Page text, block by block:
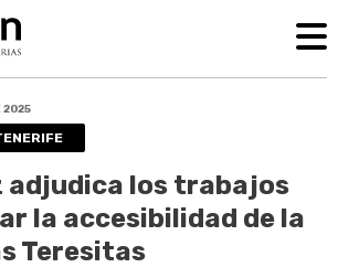
2025
adjudica los trabajos
la accesibilidad de la
Teresitas